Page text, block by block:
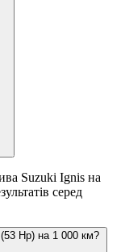
Suzuki Ignis на
серед
Hp) на 1 000 км?